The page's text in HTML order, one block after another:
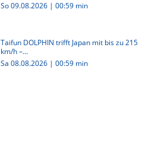
So 09.08.2026 | 00:59 min
Taifun DOLPHIN trifft Japan mit bis zu 215
km/h –...
Sa 08.08.2026 | 00:59 min